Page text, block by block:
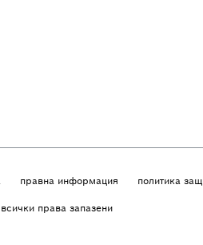
правна информация политика
права запазени